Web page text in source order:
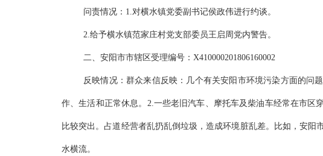
问责情况：1.对横水镇党委副书记侯政伟进行约谈。
2.给予横水镇范家庄村党支部委员王启周党内警告。
二、安阳市市辖区受理编号：X410000201806160002
反映情况：群众来信反映：几个有关安阳市环境污染方面的
作、生活和正常休息。2.一些老旧汽车、摩托车及柴油车经常在市
比较突出。占道经营者乱扔乱倒垃圾，造成环境脏乱差。比如，安
水横流。